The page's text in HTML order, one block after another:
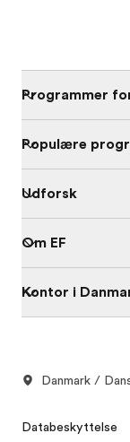
Programmer
Populære
Udforsk
Om EF
Kontor i
Danmark /
Databeskyttelse